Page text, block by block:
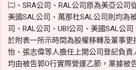
㈡、SRA公司、RAL公司原為美亞公司
美國SAL公司、萬那杜SAL公司則均為
司、RAL公司、UBI公司、美國SAL公司
於附表一所示時間為股權移轉及董事更
怡、張志偉等人擔任上開公司登記負責
均由被告郭O行實際營運乙節，業據被